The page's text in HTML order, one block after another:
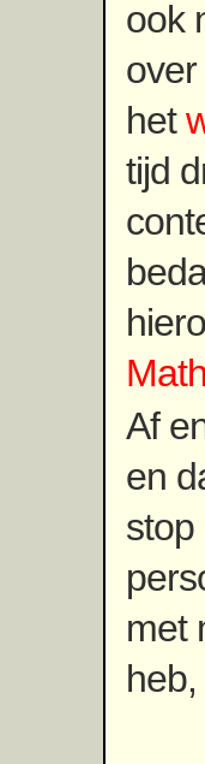
ook
het
tijd
Af
en
stop
met